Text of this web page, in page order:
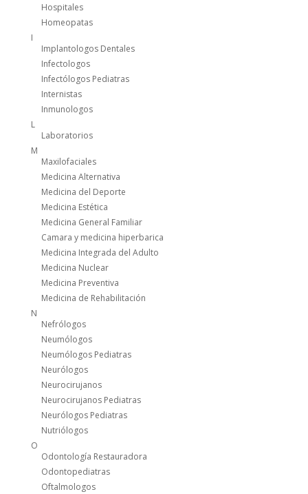
Hospitales
Homeopatas
I
Implantologos Dentales
Infectologos
Infectólogos Pediatras
Internistas
Inmunologos
L
Laboratorios
M
Maxilofaciales
Medicina Alternativa
Medicina del Deporte
Medicina Estética
Medicina General Familiar
Camara y medicina hiperbarica
Medicina Integrada del Adulto
Medicina Nuclear
Medicina Preventiva
Medicina de Rehabilitación
N
Nefrólogos
Neumólogos
Neumólogos Pediatras
Neurólogos
Neurocirujanos
Neurocirujanos Pediatras
Neurólogos Pediatras
Nutriólogos
O
Odontología Restauradora
Odontopediatras
Oftalmologos